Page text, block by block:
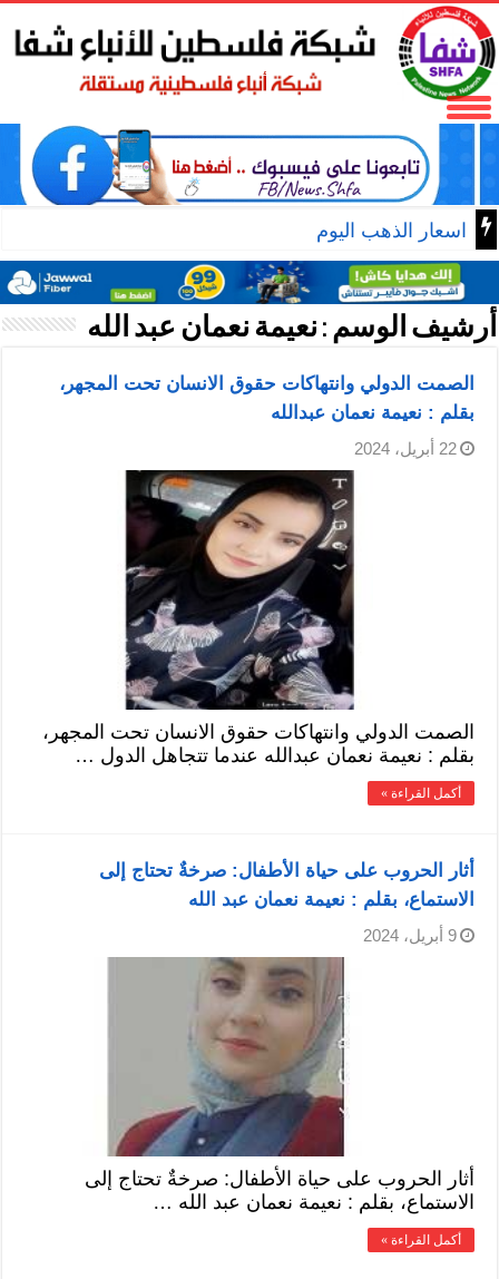
اسعار الذهب اليوم
أرشيف الوسم : نعيمة نعمان عبد الله
الصمت الدولي وانتهاكات حقوق الانسان تحت المجهر،
بقلم : نعيمة نعمان عبدالله
22 أبريل، 2024
الصمت الدولي وانتهاكات حقوق الانسان تحت المجهر،
بقلم : نعيمة نعمان عبدالله عندما تتجاهل الدول …
أكمل القراءة »
أثار الحروب على حياة الأطفال: صرخةٌ تحتاج إلى
الاستماع، بقلم : نعيمة نعمان عبد الله
9 أبريل، 2024
أثار الحروب على حياة الأطفال: صرخةٌ تحتاج إلى
الاستماع، بقلم : نعيمة نعمان عبد الله …
أكمل القراءة »